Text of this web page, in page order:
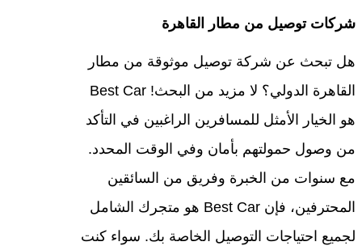
شركات توصيل من مطار القاهرة
هل تبحث عن شركة توصيل موثوقة من مطار
القاهرة الدولي؟ لا مزيد من البحث! Best Car
هو الخيار الأمثل للمسافرين الراغبين في التأكد
من وصول حمولتهم بأمان وفي الوقت المحدد.
مع سنوات من الخبرة وفريق من السائقين
المحترفين، فإن Best Car هو متجرك الشامل
لجميع احتياجات التوصيل الخاصة بك. سواء كنت